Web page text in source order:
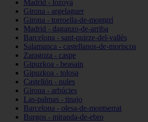
Madrid - lozoya
Girona - argelaguer
Girona - torroella-de-montgrí
Madrid - daganzo-de-arriba
Barcelona - sant-quirze-del-vallès
Salamanca - castellanos-de-moriscos
Zaragoza - caspe
Gipuzkoa - beasain
Gipuzkoa - tolosa
Castellón - nules
Girona - arbúcies
Las-palmas - tinajo
Barcelona - olesa-de-montserrat
Burgos - miranda-de-ebro